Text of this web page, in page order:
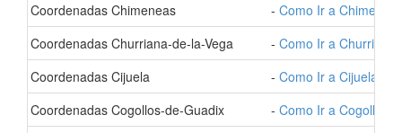
- Coordenadas Chimeneas
- Como Ir a
- Coordenadas Churriana-de-la-Vega
- Como Ir a
- Coordenadas Cijuela
- Como Ir a Cijuela
- Coordenadas Cogollos-de-Guadix
- Como Ir a Cogollos-